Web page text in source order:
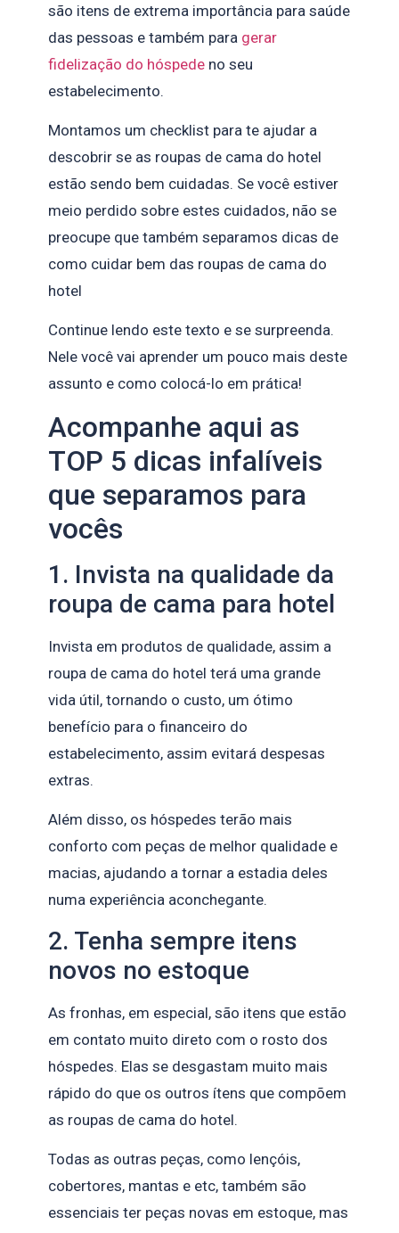
são itens de extrema importância para saúde
das pessoas e também para gerar
fidelização do hóspede no seu
estabelecimento.
Montamos um checklist para te ajudar a
descobrir se as roupas de cama do hotel
estão sendo bem cuidadas. Se você estiver
meio perdido sobre estes cuidados, não se
preocupe que também separamos dicas de
como cuidar bem das roupas de cama do
hotel
Continue lendo este texto e se surpreenda.
Nele você vai aprender um pouco mais deste
assunto e como colocá-lo em prática!
Acompanhe aqui as
TOP 5 dicas infalíveis
que separamos para
vocês
1. Invista na qualidade da
roupa de cama para hotel
Invista em produtos de qualidade, assim a
roupa de cama do hotel terá uma grande
vida útil, tornando o custo, um ótimo
benefício para o financeiro do
estabelecimento, assim evitará despesas
extras.
Além disso, os hóspedes terão mais
conforto com peças de melhor qualidade e
macias, ajudando a tornar a estadia deles
numa experiência aconchegante.
2. Tenha sempre itens
novos no estoque
As fronhas, em especial, são itens que estão
em contato muito direto com o rosto dos
hóspedes. Elas se desgastam muito mais
rápido do que os outros ítens que compõem
as roupas de cama do hotel.
Todas as outras peças, como lençóis,
cobertores, mantas e etc, também são
essenciais ter peças novas em estoque, mas